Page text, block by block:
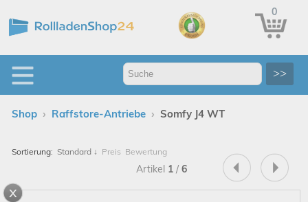
0
>>
Shop › Raffstore-Antriebe › Somfy J4 WT
Sortierung: Standard ↓ Preis Bewertung
Artikel 1 / 6
x